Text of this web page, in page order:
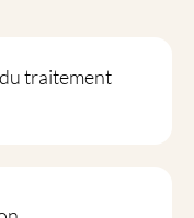
traitement